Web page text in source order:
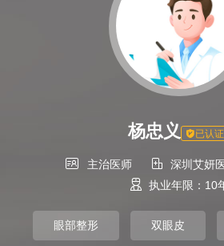
杨忠义 已认证
 主治医师 
深圳艾妍
 执业年限：10
眼部整形 双眼皮